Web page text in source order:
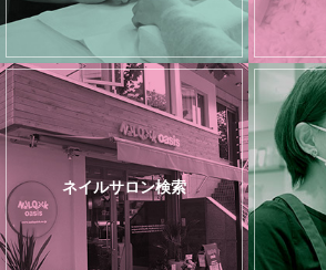
ネイルサロン検索